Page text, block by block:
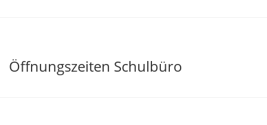
Öffnungszeiten Schulbüro